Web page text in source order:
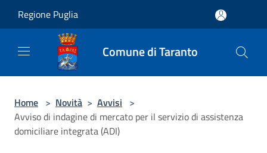
Regione Puglia
Comune di Taranto
Home > Novità > Avvisi >
Avviso di indagine di mercato per il servizio di assistenza
domiciliare integrata (ADI)